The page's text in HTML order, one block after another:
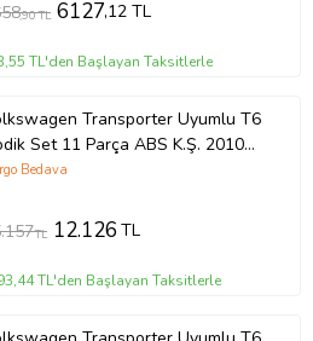
,90 TL 6127,12 TL
TL'den Başlayan Taksitlerle
Transporter Uyumlu T6
Set 11 Parça ABS K.Ş. 2010
Model Aras
Bedava
TL 12.126TL
TL'den Başlayan Taksitlerle